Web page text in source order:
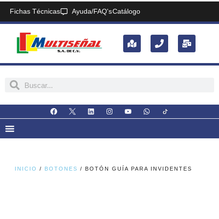
Fichas Técnicas Ayuda/FAQ'sCatálogo
INICIO / BOTONES / BOTÓN GUÍA PARA INVIDENTES